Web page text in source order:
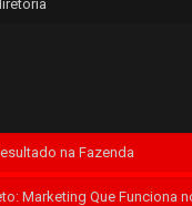
na Fazenda
Marketing Que Funciona